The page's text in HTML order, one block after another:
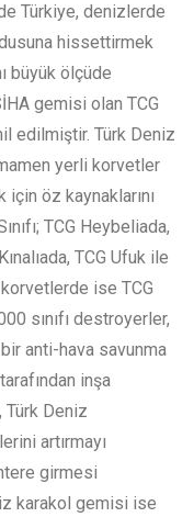
Türkiye, denizlerde
hissettirmek
büyük ölçüde
gemisi olan TCG
edilmiştir. Türk Deniz
yerli korvetler
öz kaynaklarını
TCG Heybeliada,
TCG Ufuk ile
korvetlerde ise TCG
sınıfı destroyerler,
anti-hava savunma
inşa
Türk Deniz
artırmayı
girmesi
karakol gemisi ise